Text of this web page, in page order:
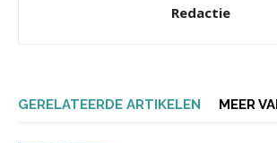
Redactie
GERELATEERDE ARTIKELEN MEER